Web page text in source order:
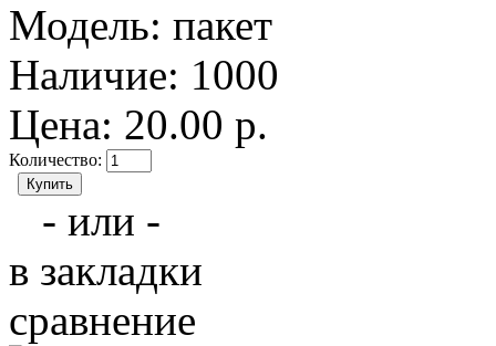
Модель: пакет
Наличие: 1000
Цена: 20.00 р.
Количество:
- или -
в закладки
сравнение